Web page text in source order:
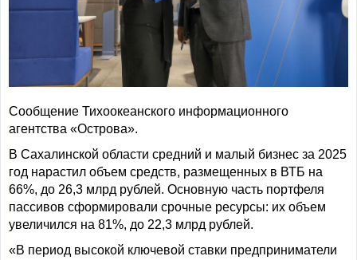
Сообщение Тихоокеанского информационного
агентства «Острова».
В Сахалинской области средний и малый бизнес за 2025
год нарастил объем средств, размещенных в ВТБ на
66%, до 26,3 млрд рублей. Основную часть портфеля
пассивов сформировали срочные ресурсы: их объем
увеличился на 81%, до 22,3 млрд рублей.
«В период высокой ключевой ставки предприниматели